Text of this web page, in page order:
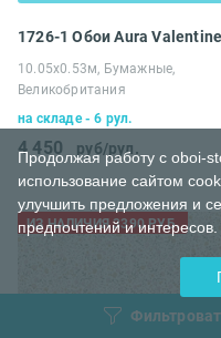
1726-1 Обои Aura Valentine
10.05х0.53м, Бумажные,
Великобритания
на складе - 6 рул.
4 450 руб/рул.
ИЗ НАЛИЧИЯ 3390 РУБ.
Продолжая работу с oboi-
использование сайтом
улучшить предложения и
предпочтений и интересов.